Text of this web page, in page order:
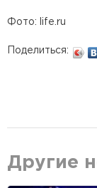
Фото: life.ru
Поделиться:
Другие